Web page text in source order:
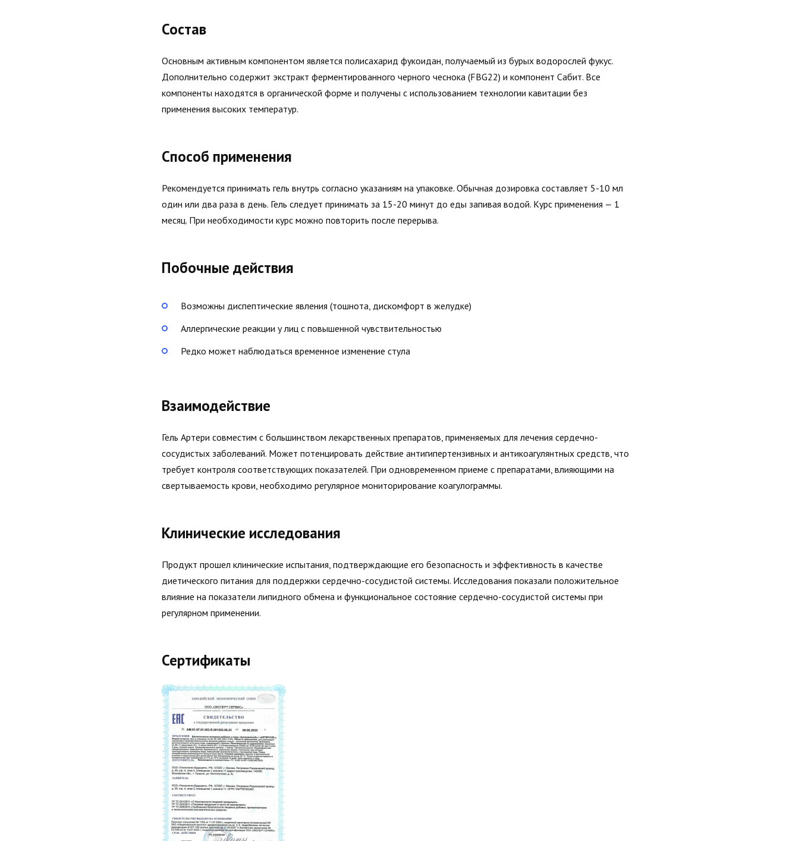
Состав
Основным активным компонентом является полисахарид фукоидан, получаемый из бурых водорослей фукус.
Дополнительно содержит экстракт ферментированного черного чеснока (FBG22) и компонент Сабит. Все
компоненты находятся в органической форме и получены с использованием технологии кавитации без
применения высоких температур.
Способ применения
Рекомендуется принимать гель внутрь согласно указаниям на упаковке. Обычная дозировка составляет 5-10 мл
один или два раза в день. Гель следует принимать за 15-20 минут до еды запивая водой. Курс применения — 1
месяц. При необходимости курс можно повторить после перерыва.
Побочные действия
Возможны диспептические явления (тошнота, дискомфорт в желудке)
Аллергические реакции у лиц с повышенной чувствительностью
Редко может наблюдаться временное изменение стула
Взаимодействие
Гель Артери совместим с большинством лекарственных препаратов, применяемых для лечения сердечно-
сосудистых заболеваний. Может потенцировать действие антигипертензивных и антикоагулянтных средств, что
требует контроля соответствующих показателей. При одновременном приеме с препаратами, влияющими на
свертываемость крови, необходимо регулярное мониторирование коагулограммы.
Клинические исследования
Продукт прошел клинические испытания, подтверждающие его безопасность и эффективность в качестве
диетического питания для поддержки сердечно-сосудистой системы. Исследования показали положительное
влияние на показатели липидного обмена и функциональное состояние сердечно-сосудистой системы при
регулярном применении.
Сертификаты